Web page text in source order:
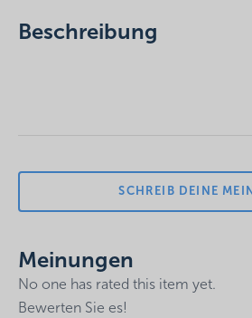
Beschreibung
SCHREIB DEINE
Meinungen
No one has rated this item yet.
Bewerten Sie es!